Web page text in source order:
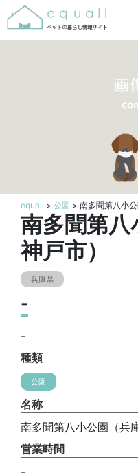
equall > 公園 > 南多聞第八小
南多聞第八
神戸市）
兵庫県
-
-
種類
公園
名称
南多聞第八小公園（兵
営業時間